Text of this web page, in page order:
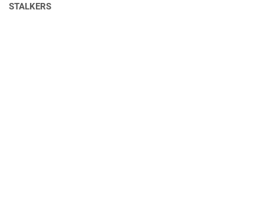
STALKERS